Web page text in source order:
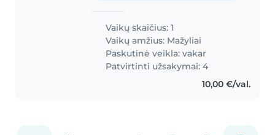
Vaikų skaičius: 1
Vaikų amžius: Mažyliai
Paskutinė veikla: vakar
Patvirtinti užsakymai: 4
10,00 €/val.